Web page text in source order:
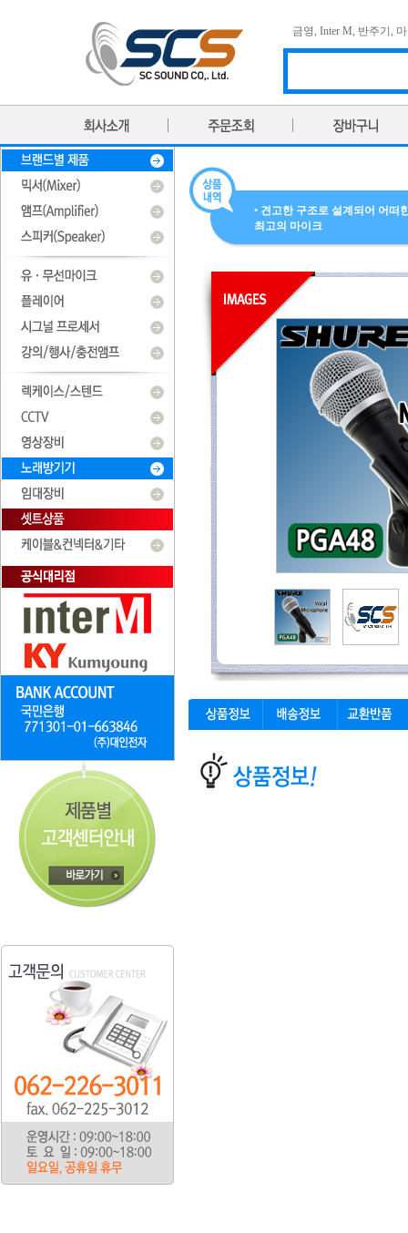
금영, Inter M, 반주기 ,
• 견고한 구조로 설계되어 어떠
최고의 마이크